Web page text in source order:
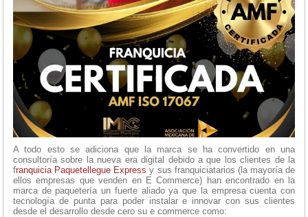
A todo esto se adiciona que la marca se ha convertido en una
consultoría sobre la nueva era digital debido a que los clientes de la
franquicia Paquetellegue Express y sus franquiciatarios (la mayoría de
ellos empresas que venden en E Commerce) han encontrado en la
marca de paquetería un fuerte aliado ya que la empresa cuenta con
tecnología de punta para poder instalar e innovar con sus clientes
desde el desarrollo desde cero su e commerce como: